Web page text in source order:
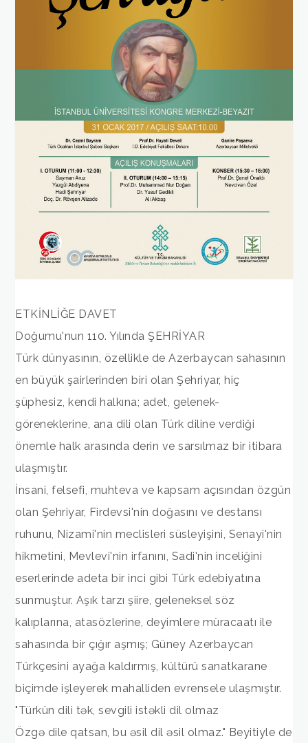
ETKİNLİĞE DAVET
Doğumu'nun 110. Yılında ŞEHRİYAR
Türk dünyasının, özellikle de Azerbaycan sahasının
en büyük şairlerinden biri olan Şehriyar, hiç
şüphesiz, kendi halkına; adet, gelenek-
göreneklerine, ana dili olan Türk diline verdiği
önemle halk arasında derin ve sarsılmaz bir itibara
ulaşmıştır.
İnsani, felsefi, muhteva ve kapsam açısından özgün
olan Şehriyar, Firdevsi'nin doğasını ve destansı
ruhunu, Nizami'nin meclisleri süsleyişini, Senayi'nin
hikmetini, Mevlevi'nin irfanını, Sadi'nin inceliğini
eserlerinde adeta bir inci gibi Türk edebiyatına
sunmuştur. Aşık tarzı şiire, geleneksel söz
kalıplarına, atasözlerine, deyimlere müracaatı ile
sahasında bir çığır aşmış; Güney Azerbaycan
Türkçesini ayağa kaldırmış, kültürü sanatkarane
biçimde işleyerek mahalliden evrensele ulaşmıştır.
"Türkün dili tək, sevgili istəkli dil olmaz
Özgə dile qatsan, bu əsil dil əsil olmaz." Beyitiyle de